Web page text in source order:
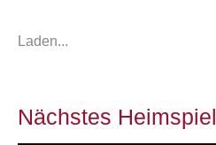
Laden...
Nächstes Heimspiel